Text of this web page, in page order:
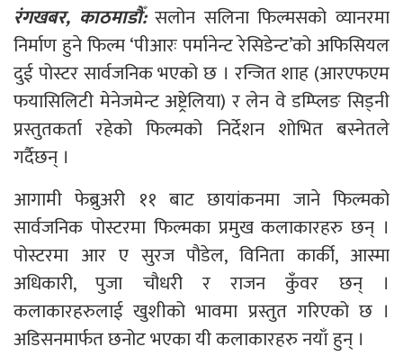
रंगखबर, काठमाडौँ:सलोन सलिना फिल्मसको व्यानरमा
निर्माण हुने फिल्म ‘पीआरः पर्मानेन्ट रेसिडेन्ट’को अफिसियल
दुई पोस्टर सार्वजनिक भएको छ । रन्जित शाह (आरएफएम
फयासिलिटी मेनेजमेन्ट अष्ट्रेलिया) र लेन वे डम्प्लिङ सिड्नी
प्रस्तुतकर्ता रहेको फिल्मको निर्देशन शोभित बस्नेतले
गर्दैछन् ।
आगामी फेब्रुअरी ११ बाट छायांकनमा जाने फिल्मको
सार्वजनिक पोस्टरमा फिल्मका प्रमुख कलाकारहरु छन् ।
पोस्टरमा आर ए सुरज पौडेल, विनिता कार्की, आस्मा
अधिकारी, पुजा चौधरी र राजन कुँवर छन् ।
कलाकारहरुलाई खुशीको भावमा प्रस्तुत गरिएको छ ।
अडिसनमार्फत छनोट भएका यी कलाकारहरु नयाँ हुन् ।